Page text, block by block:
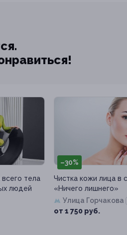
тела
людей
–30%
Чистка кожи лица в
«Ничего лишнего»
Улица Горчакова
от 1 750 руб.